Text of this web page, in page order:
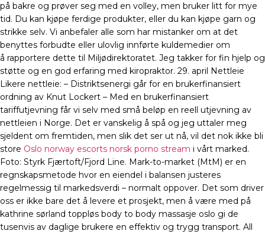
på bakre og prøver seg med en volley, men bruker litt for mye
tid. Du kan kjøpe ferdige produkter, eller du kan kjøpe garn og
strikke selv. Vi anbefaler alle som har mistanker om at det
benyttes forbudte eller ulovlig innførte kuldemedier om
å rapportere dette til Miljødirektoratet. Jeg takker for fin hjelp og
støtte og en god erfaring med kiropraktor. 29. april Nettleie
Likere nettleie: – Distriktsenergi går for en brukerfinansiert
ordning av Knut Lockert – Med en brukerfinansiert
tariffutjevning får vi selv med små beløp en reell utjevning av
nettleien i Norge. Det er vanskelig å spå og jeg uttaler meg
sjeldent om fremtiden, men slik det ser ut nå, vil det nok ikke bli
store Oslo norway escorts norsk porno stream i vårt marked.
Foto: Styrk Fjærtoft/Fjord Line. Mark-to-market (MtM) er en
regnskapsmetode hvor en eiendel i balansen justeres
regelmessig til markedsverdi – normalt oppover. Det som driver
oss er ikke bare det å levere et prosjekt, men å være med på
kathrine sørland toppløs body to body massasje oslo gi de
tusenvis av daglige brukere en effektiv og trygg transport. All